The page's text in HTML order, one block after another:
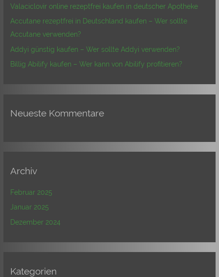
h
:
Valaciclovir online rezeptfrei kaufen in deutscher Apotheke
Accutane rezeptfrei in Deutschland kaufen – Wer sollte
Accutane verwenden?
Addyi günstig kaufen – Wer sollte Addyi verwenden?
Billig Abilify kaufen – Wer kann von Abilify profitieren?
Neueste Kommentare
Archiv
Februar 2025
Januar 2025
Dezember 2024
Kategorien